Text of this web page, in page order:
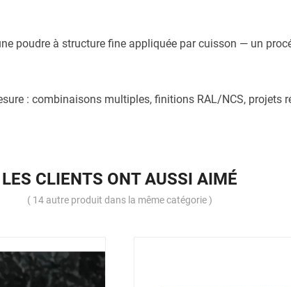
poudre à structure fine appliquée par cuisson — un
: combinaisons multiples, finitions RAL/NCS, projets
LES CLIENTS ONT AUSSI AIMÉ
( 14 autre produit dans la même catégorie )